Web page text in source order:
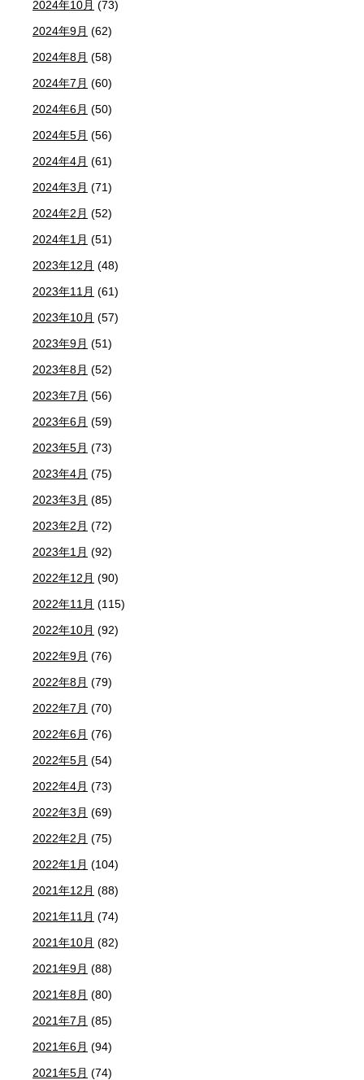
2024年10月 (73)
2024年9月 (62)
2024年8月 (58)
2024年7月 (60)
2024年6月 (50)
2024年5月 (56)
2024年4月 (61)
2024年3月 (71)
2024年2月 (52)
2024年1月 (51)
2023年12月 (48)
2023年11月 (61)
2023年10月 (57)
2023年9月 (51)
2023年8月 (52)
2023年7月 (56)
2023年6月 (59)
2023年5月 (73)
2023年4月 (75)
2023年3月 (85)
2023年2月 (72)
2023年1月 (92)
2022年12月 (90)
2022年11月 (115)
2022年10月 (92)
2022年9月 (76)
2022年8月 (79)
2022年7月 (70)
2022年6月 (76)
2022年5月 (54)
2022年4月 (73)
2022年3月 (69)
2022年2月 (75)
2022年1月 (104)
2021年12月 (88)
2021年11月 (74)
2021年10月 (82)
2021年9月 (88)
2021年8月 (80)
2021年7月 (85)
2021年6月 (94)
2021年5月 (74)